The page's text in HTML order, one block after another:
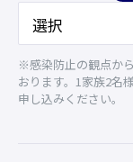
※感染防止の観点か
おります。1家族2名
申し込みください。